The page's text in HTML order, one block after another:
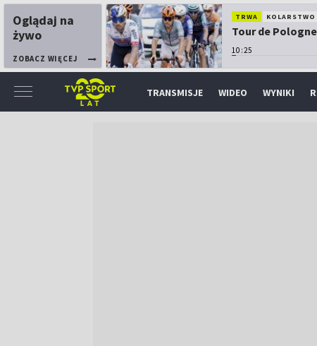
Oglądaj na
żywo
ZOBACZ WIĘCEJ
TRWA KOLARSTWO
Tour de
10:25
TRANSMISJE WIDEO WYNIKI